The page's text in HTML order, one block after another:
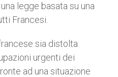
legge basata su una
Francesi.
sia distolta
urgenti dei
ad una situazione